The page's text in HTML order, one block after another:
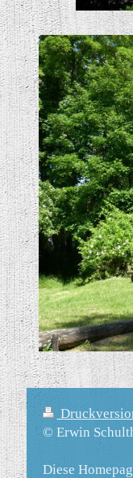
© Erwin
Diese